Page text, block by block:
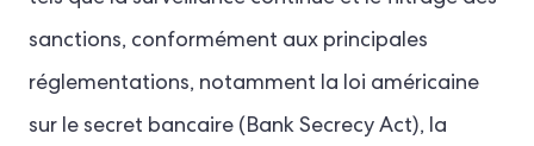
sanctions, conformément aux principales
réglementations, notamment la loi américaine
sur le secret bancaire (Bank Secrecy Act), la